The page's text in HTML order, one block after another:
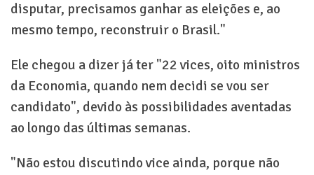
disputar, precisamos ganhar as eleições e, ao
mesmo tempo, reconstruir o Brasil."
Ele chegou a dizer já ter "22 vices, oito ministros
da Economia, quando nem decidi se vou ser
candidato", devido às possibilidades aventadas
ao longo das últimas semanas.
"Não estou discutindo vice ainda, porque não